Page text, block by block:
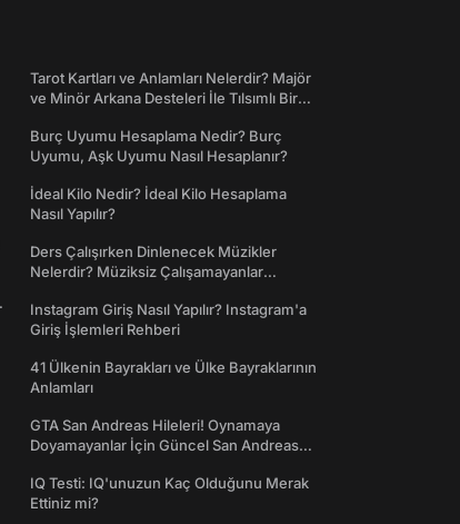
Tarot Kartları ve Anlamları Nelerdir? Majör
ve Minör Arkana Desteleri İle Tılsımlı Bir
Burç Uyumu Hesaplama Nedir? Burç
Uyumu, Aşk Uyumu Nasıl Hesaplanır?
İdeal Kilo Nedir? İdeal Kilo Hesaplama
Nasıl Yapılır?
Ders Çalışırken Dinlenecek Müzikler
Nelerdir? Müziksiz Çalışamayanlar
Instagram Giriş Nasıl Yapılır? Instagram'a
Giriş İşlemleri Rehberi
41 Ülkenin Bayrakları ve Ülke Bayraklarının
Anlamları
GTA San Andreas Hileleri! Oynamaya
Doyamayanlar İçin Güncel San Andreas
IQ Testi: IQ'unuzun Kaç Olduğunu Merak
Ettiniz mi?